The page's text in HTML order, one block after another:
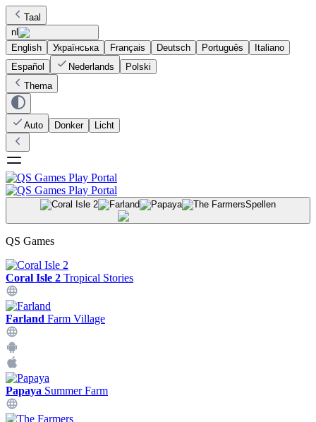
Taal
nl
English
Українська Français Deutsch Português
Italiano
Español
Nederlands
Polski
Thema
Auto Donker Licht
Spellen
QS Games
Coral Isle 2 Tropical Stories
Farland Farm Village
Papaya Summer Farm